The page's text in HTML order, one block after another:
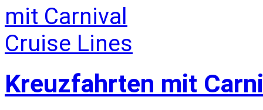
Kreuzfahrten mit